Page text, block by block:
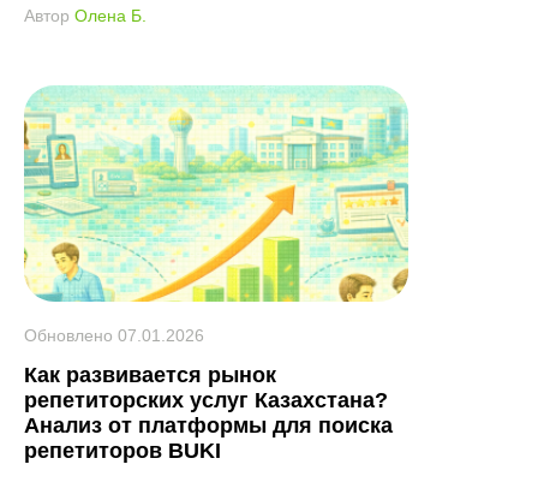
Автор Олена Б.
Обновлено 07.01.2026
Как развивается рынок
репетиторских услуг Казахстана?
Анализ от платформы для поиска
репетиторов BUKI